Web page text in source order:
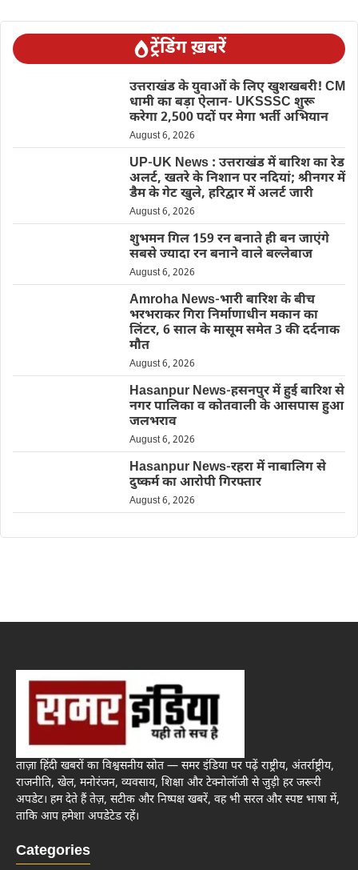
ट्रेंडिंग ख़बरें
उत्तराखंड के युवाओं के लिए खुशखबरी! CM
धामी का बड़ा ऐलान- UKSSSC शुरू
करेगा 2,500 पदों पर मेगा भर्ती अभियान
August 6, 2026
UP-UK News : उत्तराखंड में बारिश का रेड
अलर्ट, खतरे के निशान पर नदियां; श्रीनगर में
डैम के गेट खुले, हरिद्वार में अलर्ट जारी
August 6, 2026
शुभमन गिल 159 रन बनाते ही बन जाएंगे
सबसे ज्यादा रन बनाने वाले बल्लेबाज
August 6, 2026
Amroha News-भारी बारिश के बीच
भरभराकर गिरा निर्माणाधीन मकान का
लिंटर, 6 साल के मासूम समेत 3 की दर्दनाक
मौत
August 6, 2026
Hasanpur News-हसनपुर में हुई बारिश से
नगर पालिका व कोतवाली के आसपास हुआ
जलभराव
August 6, 2026
Hasanpur News-रहरा में नाबालिग से
दुष्कर्म का आरोपी गिरफ्तार
August 6, 2026
ताज़ा हिंदी खबरों का विश्वसनीय स्रोत — समर इंडिया पर पढ़ें राष्ट्रीय, अंतर्राष्ट्रीय,
राजनीति, खेल, मनोरंजन, व्यवसाय, शिक्षा और टेक्नोलॉजी से जुड़ी हर जरूरी
अपडेट। हम देते हैं तेज़, सटीक और निष्पक्ष खबरें, वह भी सरल और स्पष्ट भाषा में,
ताकि आप हमेशा अपडेटेड रहें।
Categories